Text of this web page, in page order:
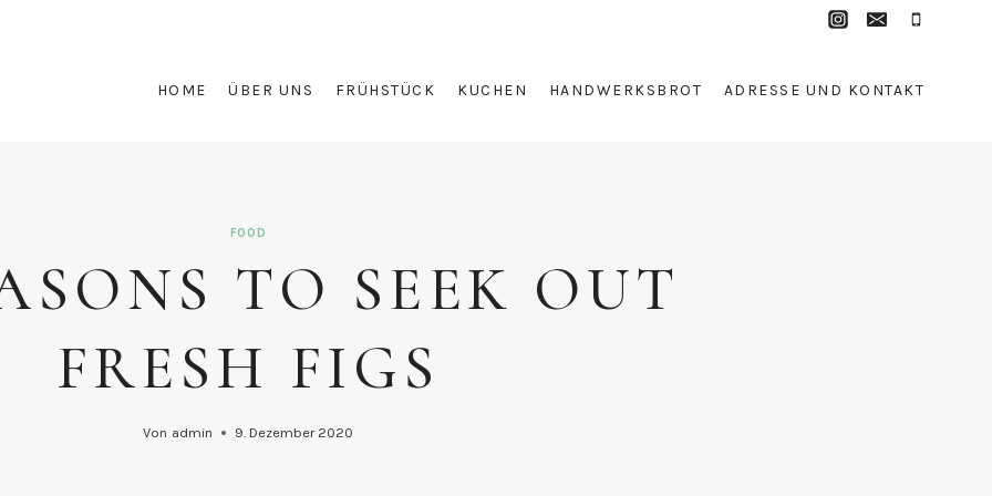
HOME ÜBER UNS FRÜHSTÜCK KUCHEN HANDWERKSBROT ADRESSE UND KONTAKT
FOOD
TO SEEK OUT
FRESH FIGS
Von admin 9. Dezember 2020